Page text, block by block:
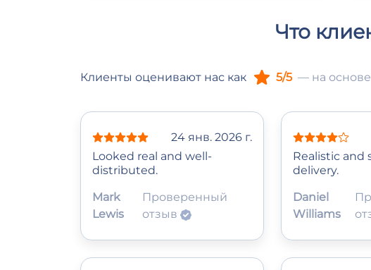
Что
Клиенты оценивают нас как 5/5 — на
24 янв. 2026 г.
Looked real and well-
distributed.
Mark
Lewis
Проверенный
отзыв
Realistic and
delivery.
Daniel
Williams